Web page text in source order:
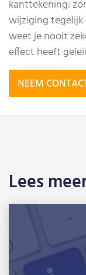
kanttekening:
wijziging
weet je nooit
effect heeft
NEEM
Lees